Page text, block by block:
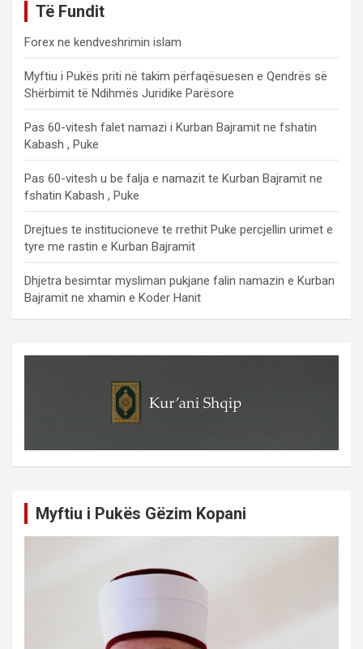
Të Fundit
Forex ne kendveshrimin islam
Myftiu i Pukës priti në takim përfaqësuesen e Qendrës së
Shërbimit të Ndihmës Juridike Parësore
Pas 60-vitesh falet namazi i Kurban Bajramit ne fshatin
Kabash , Puke
Pas 60-vitesh u be falja e namazit te Kurban Bajramit ne
fshatin Kabash , Puke
Drejtues te institucioneve te rrethit Puke percjellin urimet e
tyre me rastin e Kurban Bajramit
Dhjetra besimtar mysliman pukjane falin namazin e Kurban
Bajramit ne xhamin e Koder Hanit
Myftiu i Pukës Gëzim Kopani